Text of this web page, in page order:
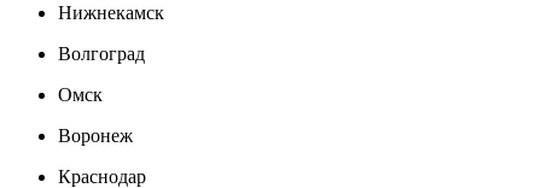
Нижнекамск
Волгоград
Омск
Воронеж
Краснодар